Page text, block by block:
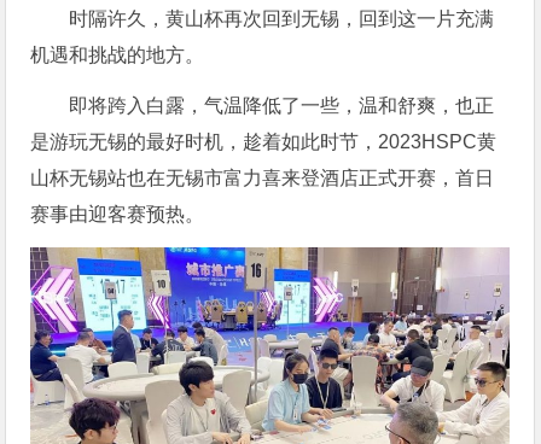
时隔许久，黄山杯再次回到无锡，回到这一片充满
机遇和挑战的地方。
即将跨入白露，气温降低了一些，温和舒爽，也正
是游玩无锡的最好时机，趁着如此时节，2023HSPC黄
山杯无锡站也在无锡市富力喜来登酒店正式开赛，首日
赛事由迎客赛预热。